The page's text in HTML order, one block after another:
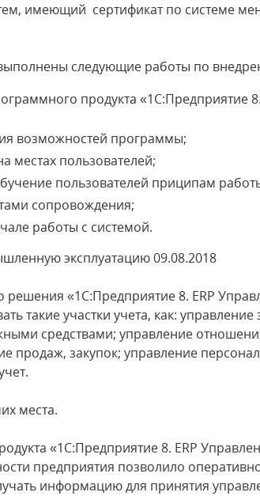
имеющий сертификат по системе
следующие работы по
продукта «1С:Предприятие
возможностей программы;
местах пользователей;
пользователей приципам
сопровождения;
работы с системой.
эксплуатацию 09.08.2018
решения «1С:Предприятие 8. ERP
такие участки учета, как:
средствами; управление
продаж, закупок; управление
места.
«1С:Предприятие 8. ERP
предприятия позволило
информацию для принятия